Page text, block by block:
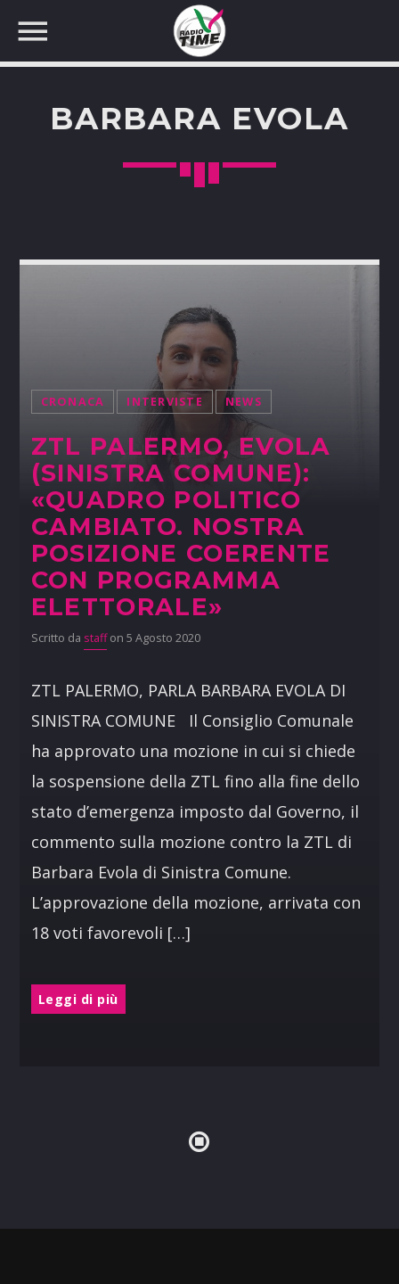
BARBARA EVOLA
CRONACA INTERVISTE NEWS
ZTL PALERMO, EVOLA
(SINISTRA COMUNE):
«QUADRO POLITICO
CAMBIATO. NOSTRA
POSIZIONE COERENTE
CON PROGRAMMA
ELETTORALE»
Scritto da staffon 5 Agosto 2020
ZTL PALERMO, PARLA BARBARA EVOLA DI
SINISTRA COMUNE Il Consiglio Comunale
ha approvato una mozione in cui si chiede
la sospensione della ZTL fino alla fine dello
stato d’emergenza imposto dal Governo, il
commento sulla mozione contro la ZTL di
Barbara Evola di Sinistra Comune.
L’approvazione della mozione, arrivata con
18 voti favorevoli […]
Leggi di più